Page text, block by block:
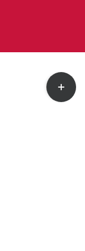
Toggle
Sliding
Bar